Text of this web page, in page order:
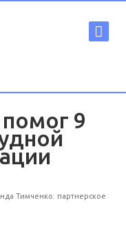
9
Тимченко: партнерское